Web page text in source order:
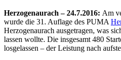
Herzogenaurach – 24.7.2016: Am
wurde die 31. Auflage des PUMA
Herzogenaurach ausgetragen, was
lassen wollte. Die insgesamt 480
losgelassen – der Leistung nach